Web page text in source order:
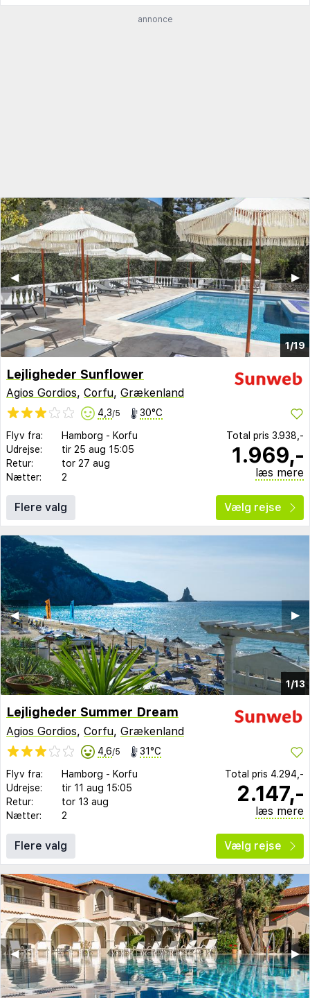
annonce
1/19
▶︎
◀︎
Lejligheder Sunflower
Agios Gordios, Corfu, Grækenland
4,3/5 30°C
Flyv fra: Hamborg - Korfu
Udrejse:
tir 25 aug 15:05
Retur:
tor 27 aug
Nætter:
2
Total pris 3.938,-
1.969,-
læs mere
Flere valg Vælg rejse
1/13
▶︎
◀︎
Lejligheder Summer Dream
Agios Gordios, Corfu, Grækenland
4,6/5 31°C
Flyv fra: Hamborg - Korfu
Udrejse:
tir 11 aug 15:05
Retur:
tor 13 aug
Nætter:
2
Total pris 4.294,-
2.147,-
læs mere
Flere valg Vælg rejse
▶︎
◀︎